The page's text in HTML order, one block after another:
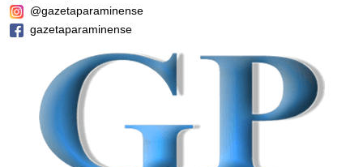
@gazetaparaminense
gazetaparaminense